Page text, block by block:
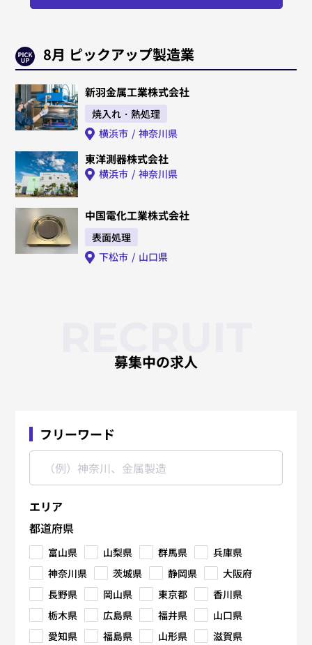
8月 ピックアップ製造業
新羽金属工業株式会社
焼入れ・熱処理
神奈川県
横浜市
東洋測器株式会社
神奈川県
横浜市
中国電化工業株式会社
表面処理
山口県
下松市
募集中の求人
フリーワード
エリア
都道府県
富山県 山梨県 群馬県
兵庫県
神奈川県
茨城県 静岡県
大阪府
長野県
岡山県 東京都
香川県
栃木県
広島県 福井県
山口県
愛知県
福島県 山形県 滋賀県